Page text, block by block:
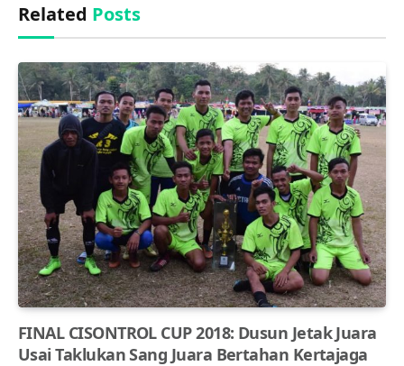
Related Posts
FINAL CISONTROL CUP 2018: Dusun Jetak Juara
Usai Taklukan Sang Juara Bertahan Kertajaga